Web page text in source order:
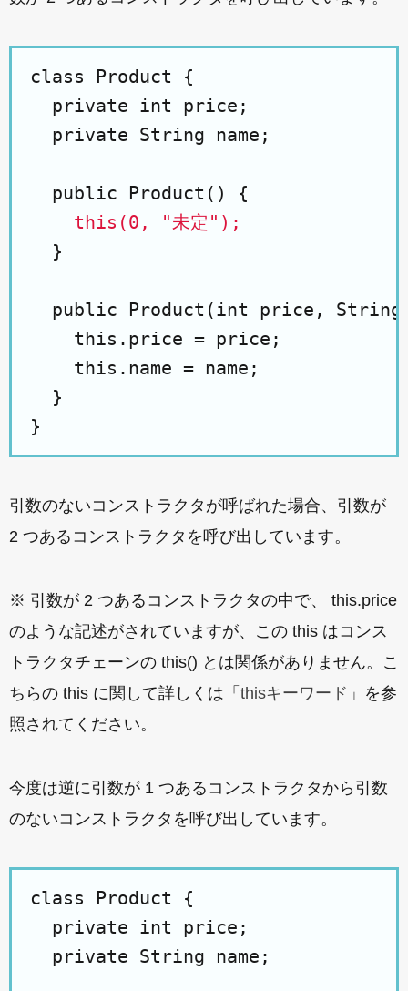
class Product {
  private int price;
  private String name;
  public Product() {
this(0, "未定");
  }
public Product(int price, String
    this.price = price;
    this.name = name;
  }
引数のないコンストラクタが呼ばれた場合、引数が
2 つあるコンストラクタを呼び出しています。
※ 引数が 2 つあるコンストラクタの中で、 this.price
のような記述がされていますが、この this はコンス
トラクタチェーンの this() とは関係がありません。こ
ちらの this に関して詳しくは「 thisキーワード 」を参
照されてください。
今度は逆に引数が 1 つあるコンストラクタから引数
のないコンストラクタを呼び出しています。
class Product {
  private int price;
  private String name;